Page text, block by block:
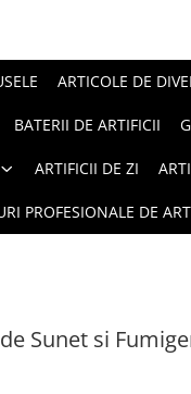
ARTICOLE DE
BATERII DE ARTIFICII
ARTIFICII DE ZI
PROFESIONALE DE
Sunet si